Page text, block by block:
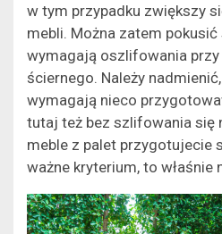
w tym przypadku zwiększy
mebli. Można zatem
wymagają oszlifowania przy
ściernego. Należy
wymagają nieco
tutaj też bez szlifowania się
meble z palet przygotujecie
ważne kryterium, to właśnie